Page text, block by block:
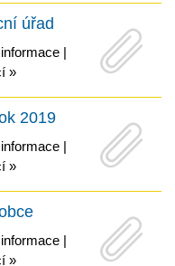
úřad
|
»
2019
|
»
|
»